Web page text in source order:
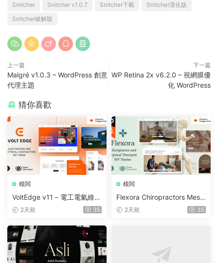
Snitcher Snitcher v1.0.7 Snitcher下載
Snitcher漢化版
Snitcher破解版
上一篇
Malgré v1.0.3 – WordPress 創意
代理主題
下一篇
WP Retina 2x v6.2.0 – 視網膜優
化 WordPress
猜你喜歡
模闆
VoltEdge v11 – 電工電氣維修
WordPress 主題
2天前 35
模闆
Flexora Chiropractors Mess
age and Physical Therapist
2天前 35